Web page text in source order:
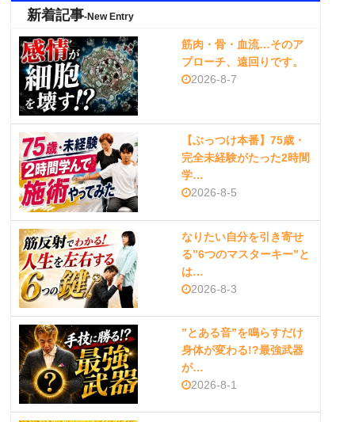
新着記事-New Entry
筋肉・骨・血流…そのア
プローチ、遠回りです。
2026-8-7
【ぶっつけ本番】75歳・
完全未経験がたった2時間
学…
2026-8-5
なりたい自分を引き寄せ
る”6つのマスターキー”と
は…
2026-8-3
”とある音”を鳴らすだけ
身体が変わる!?最強武器
が…
2026-8-1